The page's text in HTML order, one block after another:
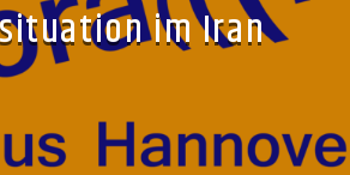
im Iran